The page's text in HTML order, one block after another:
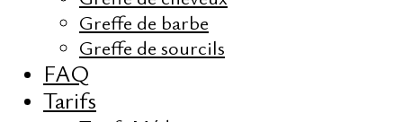
Greffe de barbe
Greffe de sourcils
FAQ
Tarifs